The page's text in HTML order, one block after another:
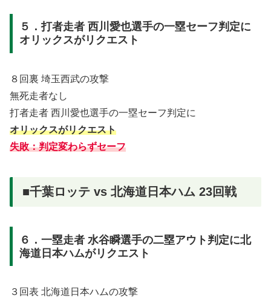
５．打者走者 西川愛也選手の一塁セーフ判定に
オリックスがリクエスト
８回裏 埼玉西武の攻撃
無死走者なし
打者走者 西川愛也選手の一塁セーフ判定に
オリックスがリクエスト
失敗：判定変わらずセーフ
■千葉ロッテ vs 北海道日本ハム 23回戦
６．一塁走者 水谷瞬選手の二塁アウト判定に北
海道日本ハムがリクエスト
３回表 北海道日本ハムの攻撃